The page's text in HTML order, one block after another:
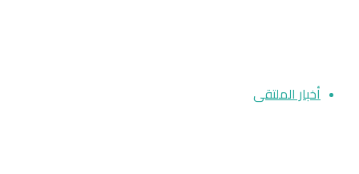
أخبار الملتقى